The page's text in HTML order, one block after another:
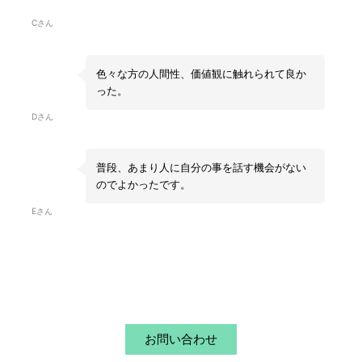
Cさん
Dさん
色々な方の人間性、価値観に触れられて良か
った。
Eさん
普段、あまり人に自分の事を話す機会がない
のでよかったです。
お問い合わせ